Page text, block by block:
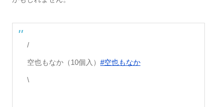
/
空也もなか（10個入） #空也もなか
\